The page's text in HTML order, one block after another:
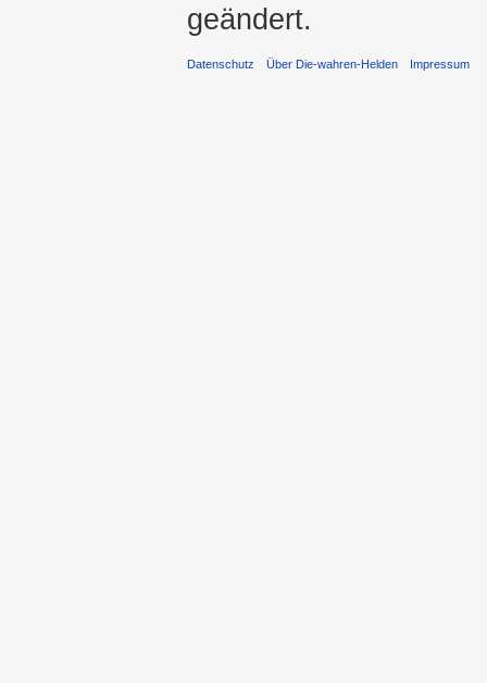
geändert.
Datenschutz Über Die-wahren-Helden Impressum